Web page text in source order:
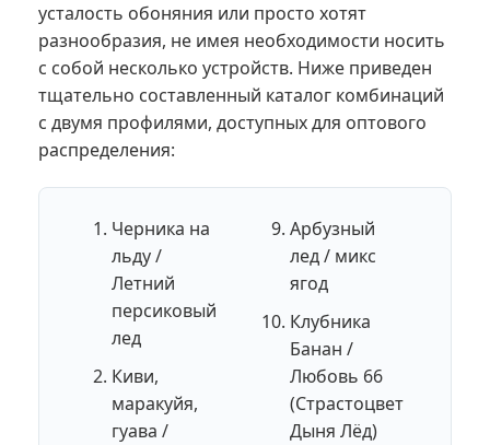
усталость обоняния или просто хотят
разнообразия, не имея необходимости носить
с собой несколько устройств. Ниже приведен
тщательно составленный каталог комбинаций
с двумя профилями, доступных для оптового
распределения:
Черника на
льду /
Летний
персиковый
лед
Киви,
маракуйя,
гуава /
Арбузный
лед / микс
ягод
Клубника
Банан /
Любовь 66
(Страстоцвет
Дыня Лёд)